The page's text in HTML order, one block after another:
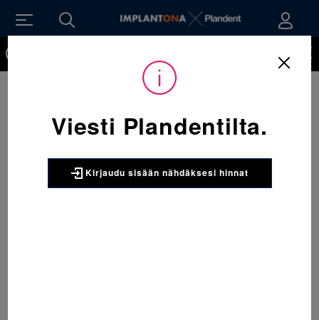
Oikominen / Päähineet ja lisätarvikkeet
320-245 Kasvokaari super lyhyt koko 3 1 x 1 kpl
3M UNITEK
320-245 Kasvokaari super lyhyt
koko 3 1 x 1 kpl
Viesti Plandentilta.
Kirjaudu sisään nähdäksesi hinnat